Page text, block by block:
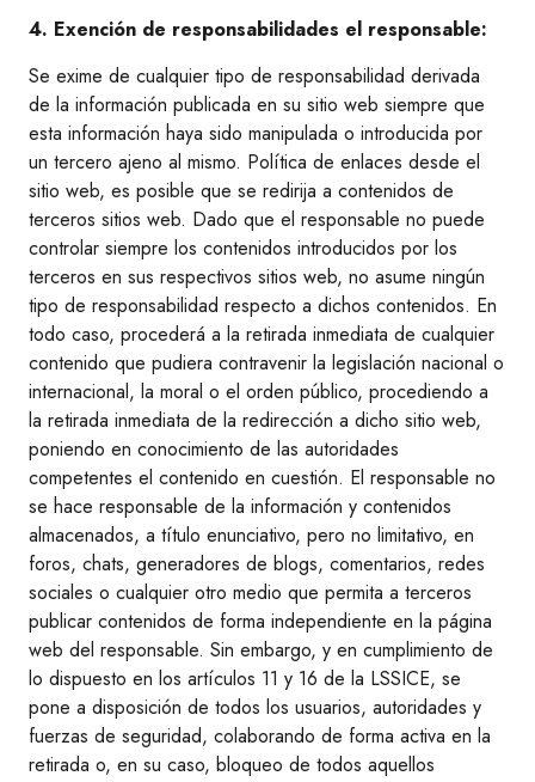
4. Exención de responsabilidades el responsable:
Se exime de cualquier tipo de responsabilidad derivada
de la información publicada en su sitio web siempre que
esta información haya sido manipulada o introducida por
un tercero ajeno al mismo. Política de enlaces desde el
sitio web, es posible que se redirija a contenidos de
terceros sitios web. Dado que el responsable no puede
controlar siempre los contenidos introducidos por los
terceros en sus respectivos sitios web, no asume ningún
tipo de responsabilidad respecto a dichos contenidos. En
todo caso, procederá a la retirada inmediata de cualquier
contenido que pudiera contravenir la legislación nacional o
internacional, la moral o el orden público, procediendo a
la retirada inmediata de la redirección a dicho sitio web,
poniendo en conocimiento de las autoridades
competentes el contenido en cuestión. El responsable no
se hace responsable de la información y contenidos
almacenados, a título enunciativo, pero no limitativo, en
foros, chats, generadores de blogs, comentarios, redes
sociales o cualquier otro medio que permita a terceros
publicar contenidos de forma independiente en la página
web del responsable. Sin embargo, y en cumplimiento de
lo dispuesto en los artículos 11 y 16 de la LSSICE, se
pone a disposición de todos los usuarios, autoridades y
fuerzas de seguridad, colaborando de forma activa en la
retirada o, en su caso, bloqueo de todos aquellos